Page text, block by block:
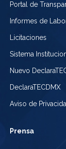
Portal de
Informes de
Licitaciones
Sistema
Nuevo
DeclaraTECDMX
Aviso de
Prensa